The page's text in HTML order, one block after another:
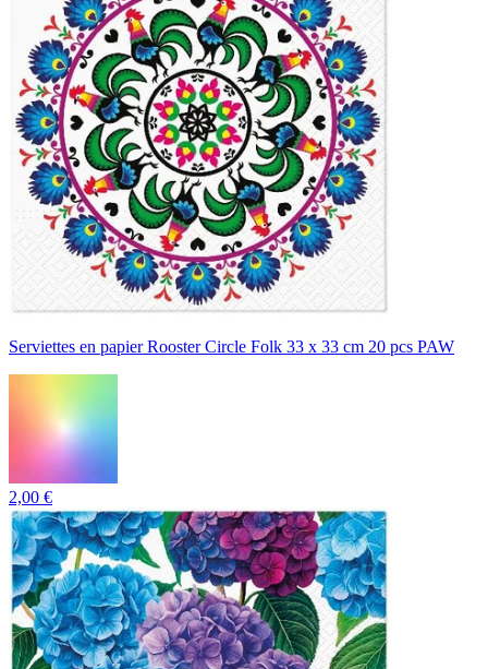
Serviettes en papier Rooster Circle Folk 33 x 33 cm 20 pcs PAW
2,00 €